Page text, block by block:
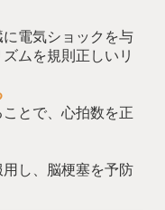
電気ショックを与
ムを規則正しいリ
とで、心拍数を正
し、脳梗塞を予防